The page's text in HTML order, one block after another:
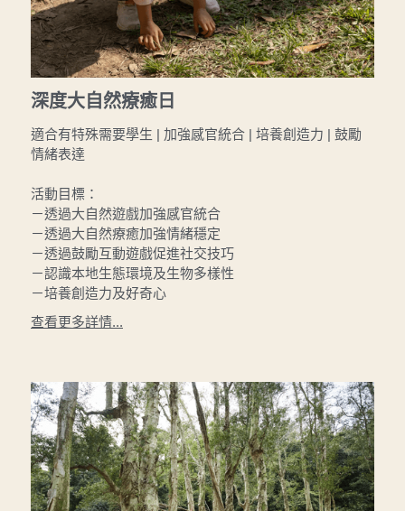
深度大自然療癒日
適合有特殊需要學生 | 加強感官統合 | 培養創造力 | 鼓勵
情緒表達
活動目標：
－透過大自然遊戲加強感官統合
－透過大自然療癒加強情緒穩定
－透過鼓勵互動遊戲促進社交技巧
－認識本地生態環境及生物多樣性
－培養創造力及好奇心
查看更多詳情...